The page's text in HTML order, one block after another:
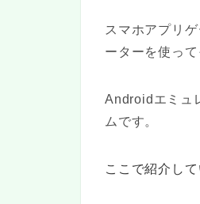
スマホアプリ
ーターを使っ
Androidエミュ
ムです。
ここで紹介し